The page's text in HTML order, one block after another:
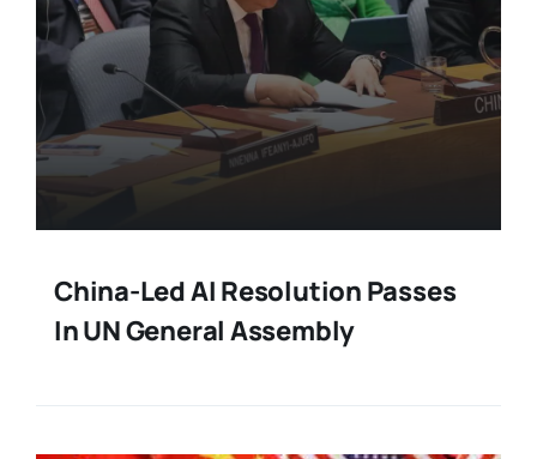
China-Led AI Resolution Passes
In UN General Assembly